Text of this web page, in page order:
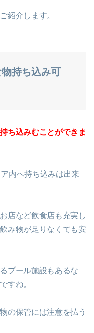
紹介します。
持ち込み可
ち込みむことができま
内へ持ち込みは出来
店など飲食店も充実し
み物が足りなくても安
プール施設もあるな
すね。
の保管には注意を払う